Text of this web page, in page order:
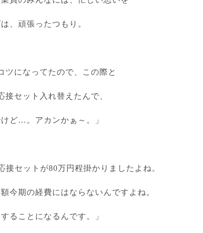
、頑張ったつもり。
ツになってたので、この際と
セット入れ替えたんで、
ど…。アカンかぁ～。」
接セットが80万円程掛かりましたよね。
今期の経費にはならないんですよね。
ることになるんです。」